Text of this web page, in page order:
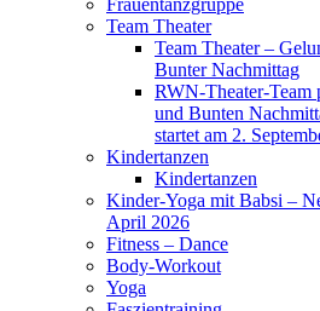
Frauentanzgruppe
Team Theater
Team Theater –
Bunter Nachmittag
RWN-Theater-Team
und Bunten
startet am 2.
Kindertanzen
Kindertanzen
Kinder-Yoga mit Babsi –
April 2026
Fitness – Dance
Body-Workout
Yoga